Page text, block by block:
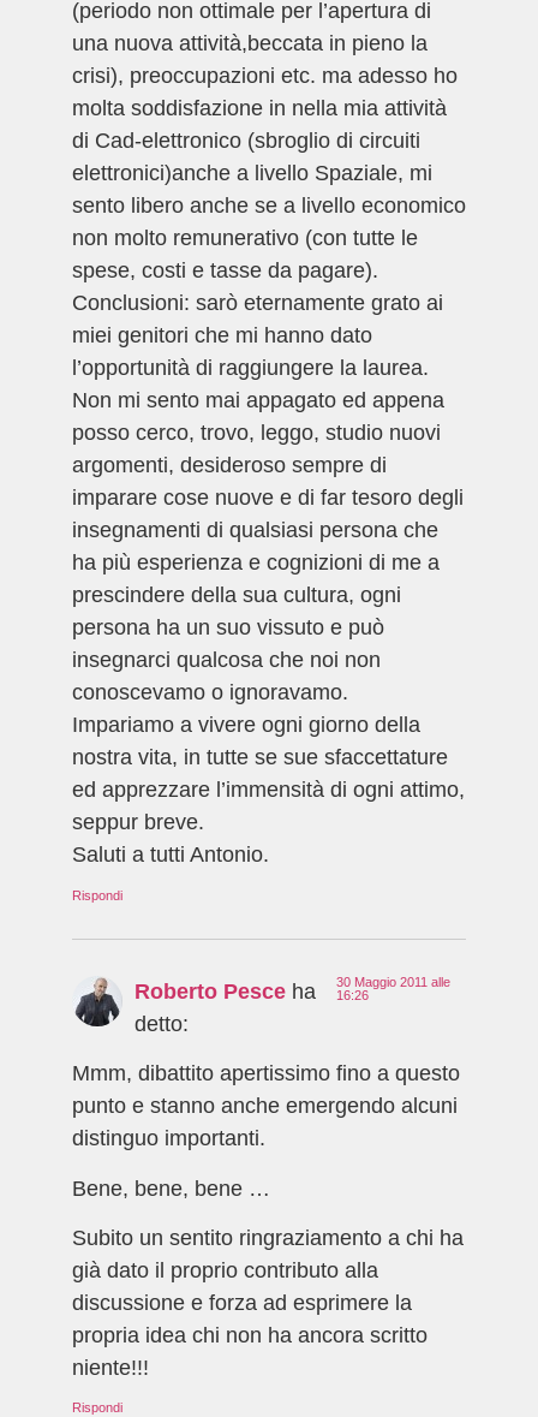
(periodo non ottimale per l’apertura di
una nuova attività,beccata in pieno la
crisi), preoccupazioni etc. ma adesso ho
molta soddisfazione in nella mia attività
di Cad-elettronico (sbroglio di circuiti
elettronici)anche a livello Spaziale, mi
sento libero anche se a livello economico
non molto remunerativo (con tutte le
spese, costi e tasse da pagare).
Conclusioni: sarò eternamente grato ai
miei genitori che mi hanno dato
l’opportunità di raggiungere la laurea.
Non mi sento mai appagato ed appena
posso cerco, trovo, leggo, studio nuovi
argomenti, desideroso sempre di
imparare cose nuove e di far tesoro degli
insegnamenti di qualsiasi persona che
ha più esperienza e cognizioni di me a
prescindere della sua cultura, ogni
persona ha un suo vissuto e può
insegnarci qualcosa che noi non
conoscevamo o ignoravamo.
Impariamo a vivere ogni giorno della
nostra vita, in tutte se sue sfaccettature
ed apprezzare l’immensità di ogni attimo,
seppur breve.
Saluti a tutti Antonio.
Rispondi
Roberto Pesce ha
detto:
30 Maggio 2011 alle
16:26
Mmm, dibattito apertissimo fino a questo
punto e stanno anche emergendo alcuni
distinguo importanti.
Bene, bene, bene …
Subito un sentito ringraziamento a chi ha
già dato il proprio contributo alla
discussione e forza ad esprimere la
propria idea chi non ha ancora scritto
niente!!!
Rispondi